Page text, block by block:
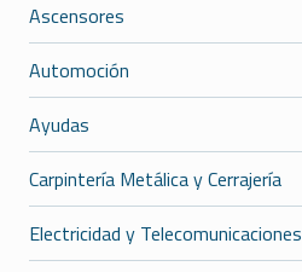
Ascensores
Automoción
Ayudas
Carpintería Metálica y Cerrajería
Electricidad y Telecomunicaciones